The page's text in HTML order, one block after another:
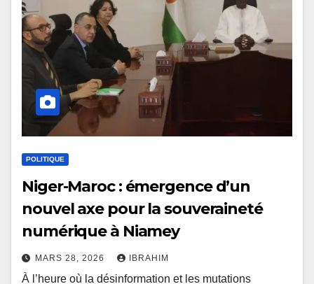
POLITIQUE
Niger-Maroc : émergence d’un
nouvel axe pour la souveraineté
numérique à Niamey
MARS 28, 2026 IBRAHIM
À l’heure où la désinformation et les mutations